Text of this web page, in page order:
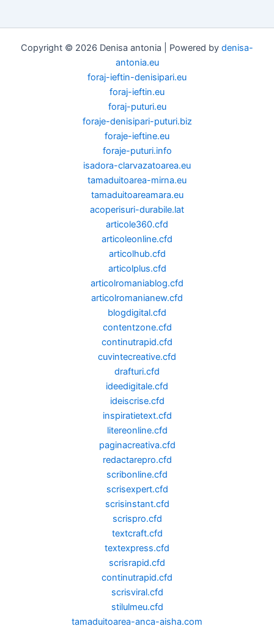
Copyright © 2026 Denisa antonia | Powered by denisa-
antonia.eu
foraj-ieftin-denisipari.eu
foraj-ieftin.eu
foraj-puturi.eu
foraje-denisipari-puturi.biz
foraje-ieftine.eu
foraje-puturi.info
isadora-clarvazatoarea.eu
tamaduitoarea-mirna.eu
tamaduitoareamara.eu
acoperisuri-durabile.lat
articole360.cfd
articoleonline.cfd
articolhub.cfd
articolplus.cfd
articolromaniablog.cfd
articolromanianew.cfd
blogdigital.cfd
contentzone.cfd
continutrapid.cfd
cuvintecreative.cfd
drafturi.cfd
ideedigitale.cfd
ideiscrise.cfd
inspiratietext.cfd
litereonline.cfd
paginacreativa.cfd
redactarepro.cfd
scribonline.cfd
scrisexpert.cfd
scrisinstant.cfd
scrispro.cfd
textcraft.cfd
textexpress.cfd
scrisrapid.cfd
continutrapid.cfd
scrisviral.cfd
stilulmeu.cfd
tamaduitoarea-anca-aisha.com